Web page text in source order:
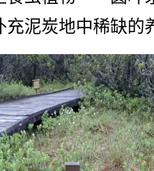
泥炭地中稀缺的